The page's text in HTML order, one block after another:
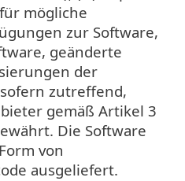
mögliche
zur Software,
geänderte
der
zutreffend,
gemäß Artikel 3
Die Software
von
ausgeliefert.